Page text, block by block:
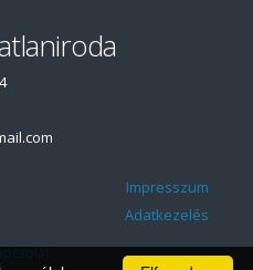
Impresszum
Adatkezelés